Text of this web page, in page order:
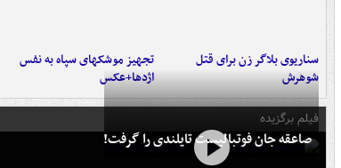
سناریوی بلاگر زن برای قتل
شوهرش
تجهیز موشکهای سپاه به نفس
اژدها+عکس
فیلم برگزیده
صاعقه جان فوتبالیست تایلندی را گرفت!